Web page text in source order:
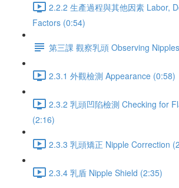
2.2.2 生產過程與其他因素 Labor,
Factors (0:54)
第三課 觀察乳頭 Observing Nipples
2.3.1 外觀檢測 Appearance (0:58)
2.3.2 乳頭凹陷檢測 Checking for
(2:16)
2.3.3 乳頭矯正 Nipple Correction
2.3.4 乳盾 Nipple Shield (2:35)